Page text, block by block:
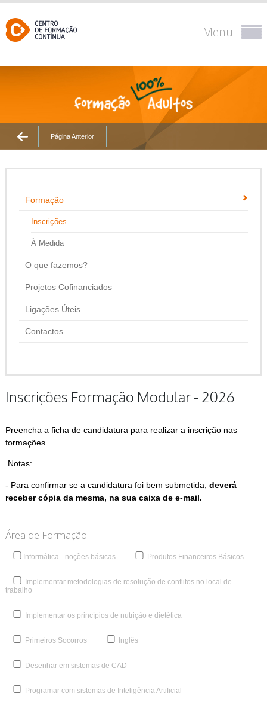
Menu
Página Anterior
Formação
Inscrições
À Medida
O que fazemos?
Projetos Cofinanciados
Ligações Úteis
Contactos
Inscrições Formação Modular - 2026
Preencha a ficha de candidatura para realizar a inscrição nas
formações.
Notas:
- Para confirmar se a candidatura foi bem submetida, deverá
receber cópia da mesma, na sua caixa de e-mail.
Área de Formação
Informática - noções básicas Produtos Financeiros Básicos
Implementar metodologias de resolução de conflitos no local de
trabalho
Implementar os princípios de nutrição e dietética
Primeiros Socorros Inglês
Desenhar em sistemas de CAD
Programar com sistemas de Inteligência Artificial